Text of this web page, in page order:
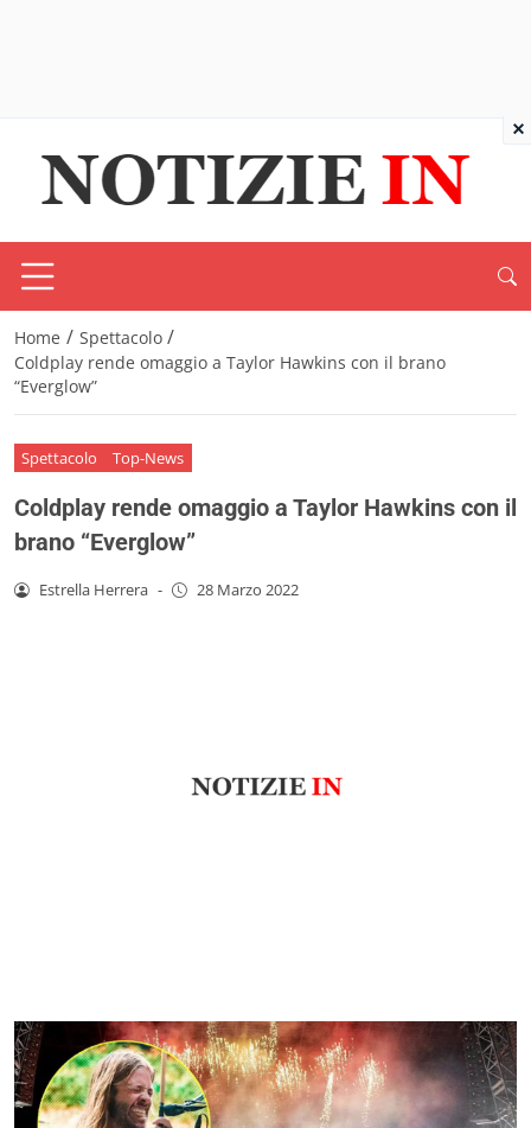
Home / Spettacolo /
Coldplay rende omaggio a Taylor Hawkins con il brano
“Everglow”
Spettacolo Top-News
Coldplay rende omaggio a Taylor Hawkins con il
brano “Everglow”
Estrella Herrera - 28 Marzo 2022
×